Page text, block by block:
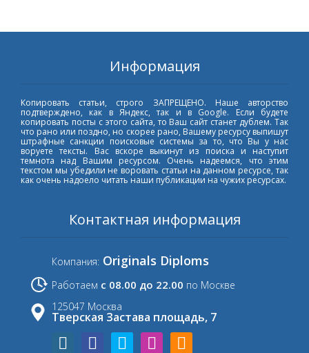
Информация
Копировать статьи, строго ЗАПРЕЩЕНО. Наше авторство
подтверждено, как в Яндекс, так и в Google. Если будете
копировать посты с этого сайта, то Ваш сайт станет дублем. Так
что рано или поздно, но скорее рано, Вашему ресурсу выпишут
штрафные санкции поисковые системы за то, что Вы у нас
воруете тексты. Вас вскоре выкинут из поиска и наступит
темнота над Вашим ресурсом. Очень надеемся, что этим
текстом мы убедили не воровать статьи на данном ресурсе, так
как очень надоело читать наши публикации на чужих ресурсах.
Контактная информация
Компания: Originals Diploms
Работаем с 08.00 до 22.00 по Москве
125047 Москва
Тверская Застава площадь, 7